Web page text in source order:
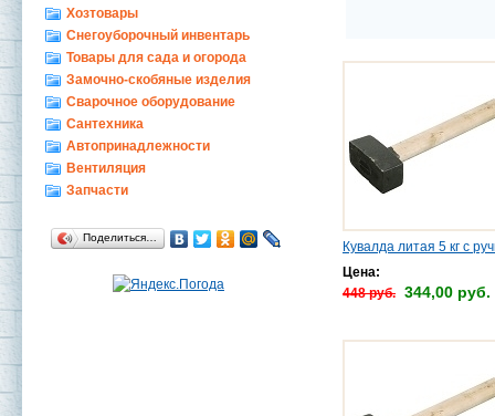
Хозтовары
Снегоуборочный инвентарь
Товары для сада и огорода
Замочно-скобяные изделия
Сварочное оборудование
Сантехника
Автопринадлежности
Вентиляция
Запчасти
Поделиться…
Кувалда литая 5 кг с
Цена:
448 руб. 344,00 руб.